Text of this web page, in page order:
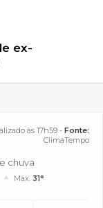
ex-
às 17h59 - Fonte:
ClimaTempo
chuva
Máx. 31°